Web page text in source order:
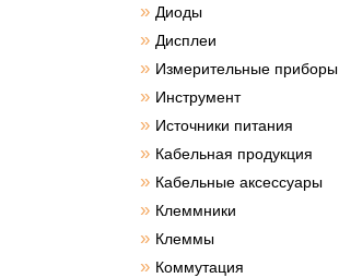
» Диоды
» Дисплеи
» Измерительные приборы
» Инструмент
» Источники питания
» Кабельная продукция
» Кабельные аксессуары
» Клеммники
» Клеммы
» Коммутация